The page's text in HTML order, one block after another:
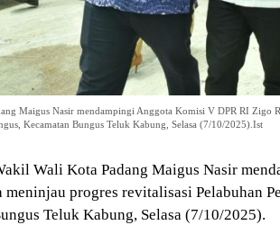
Maigus Nasir mendampingi Anggota Komisi V DPR RI Zigo
Kecamatan Bungus Teluk Kabung, Selasa (7/10/2025).Ist
Wali Kota Padang Maigus Nasir
progres revitalisasi Pelabuhan
Teluk Kabung, Selasa (7/10/2025).